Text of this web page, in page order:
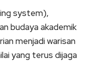
system),
budaya akademik
menjadi warisan
yang terus dijaga